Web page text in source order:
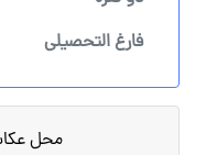
فارغ التحصیلی
محل